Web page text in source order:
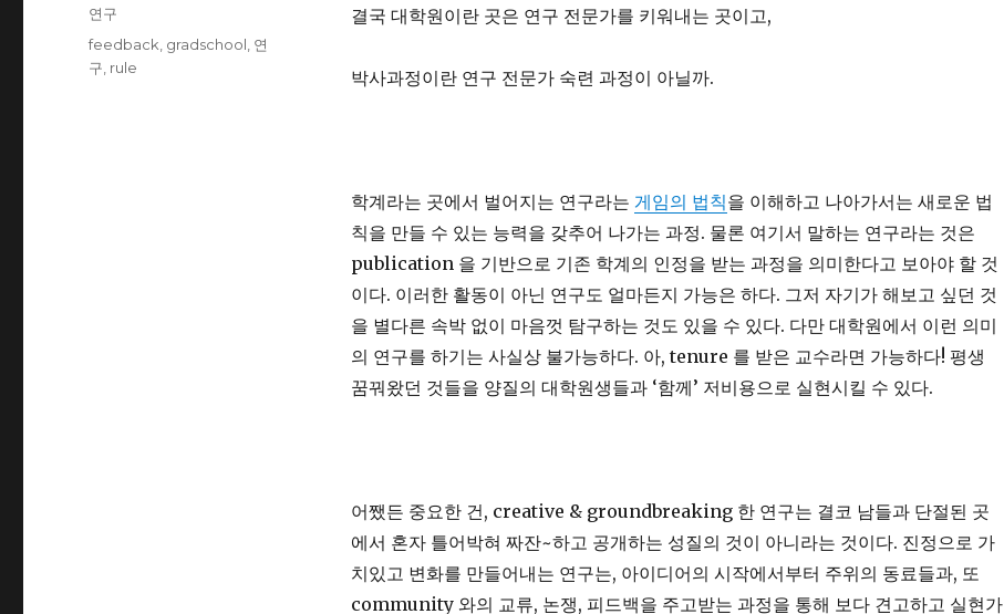
결국 대학원이란 곳은 연구 전문가를 키워내는 곳이고,
박사과정이란 연구 전문가 숙련 과정이 아닐까.
학계라는 곳에서 벌어지는 연구라는 게임의 법칙을 이해하고 나아가서는 새로운 법
칙을 만들 수 있는 능력을 갖추어 나가는 과정. 물론 여기서 말하는 연구라는 것은
publication 을 기반으로 기존 학계의 인정을 받는 과정을 의미한다고 보아야 할 것
이다. 이러한 활동이 아닌 연구도 얼마든지 가능은 하다. 그저 자기가 해보고 싶던 것
을 별다른 속박 없이 마음껏 탐구하는 것도 있을 수 있다. 다만 대학원에서 이런 의미
의 연구를 하기는 사실상 불가능하다. 아, tenure 를 받은 교수라면 가능하다! 평생
꿈꿔왔던 것들을 양질의 대학원생들과 ‘함께’ 저비용으로 실현시킬 수 있다.
어쨌든 중요한 건, creative & groundbreaking 한 연구는 결코 남들과 단절된 곳
에서 혼자 틀어박혀 짜잔~하고 공개하는 성질의 것이 아니라는 것이다. 진정으로 가
치있고 변화를 만들어내는 연구는, 아이디어의 시작에서부터 주위의 동료들과, 또
community 와의 교류, 논쟁, 피드백을 주고받는 과정을 통해 보다 견고하고 실현가
on
Categories
연구
Tags
feedback gradschool 연
구 rule